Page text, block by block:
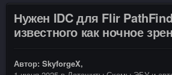
Нужен IDC для Flir
известного как ночное
Автор: SkyforgeX,